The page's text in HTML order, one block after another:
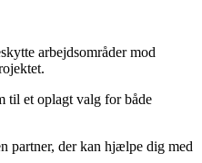
arbejdsområder mod
til et oplagt valg for både
partner, der kan hjælpe dig med